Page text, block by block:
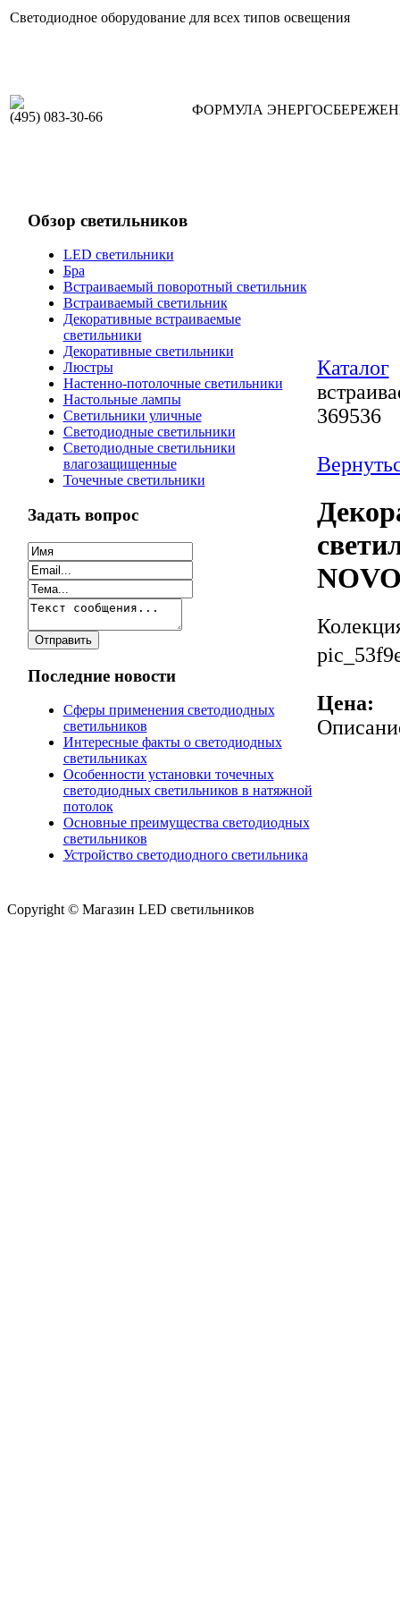
Светодиодное оборудование для всех типов освещения
(495) 083-30-66 ФОРМУЛА
Обзор светильников
LED светильники
Бра
Встраиваемый поворотный светильник
Встраиваемый светильник
Декоративные встраиваемые
светильники
Декоративные светильники
Люстры
Настенно-потолочные светильники
Настольные лампы
Светильники уличные
Светодиодные светильники
Светодиодные светильники
влагозащищенные
Точечные светильники
Задать вопрос
Последние новости
Сферы применения светодиодных
светильников
Интересные факты о светодиодных
светильниках
Особенности установки точечных
светодиодных светильников в натяжной
потолок
Основные преимущества светодиодных
светильников
Устройство светодиодного светильника
Каталог
369536
Цена:
Copyright © Магазин LED светильников